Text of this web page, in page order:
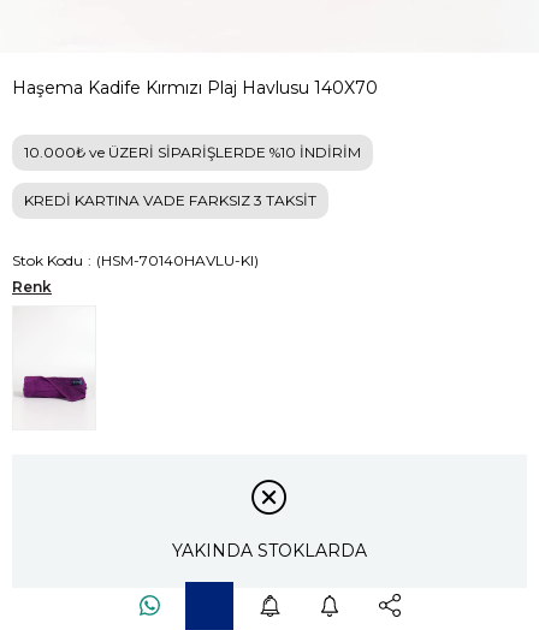
Haşema Kadife Kırmızı Plaj Havlusu 140X70
10.000₺ ve ÜZERİ SİPARİŞLERDE %10 İNDİRİM
KREDİ KARTINA VADE FARKSIZ 3 TAKSİT
Stok Kodu
(HSM-70140HAVLU-KI)
Renk
YAKINDA STOKLARDA